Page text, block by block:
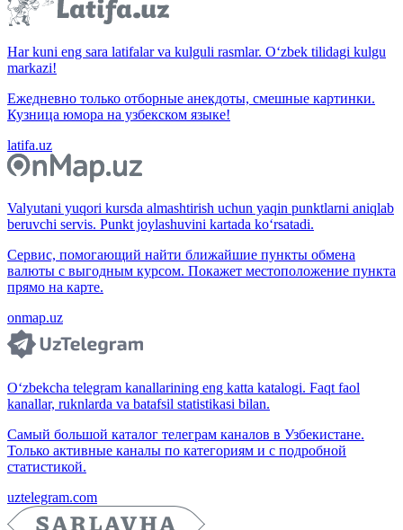
Har kuni eng sara latifalar va kulguli rasmlar. O‘zbek tilidagi kulgu
markazi!
Ежедневно только отборные анекдоты, смешные картинки.
Кузница юмора на узбекском языке!
latifa.uz
Valyutani yuqori kursda almashtirish uchun yaqin punktlarni aniqlab
beruvchi servis. Punkt joylashuvini kartada ko‘rsatadi.
Сервис, помогающий найти ближайшие пункты обмена
валюты с выгодным курсом. Покажет местоположение пункта
прямо на карте.
onmap.uz
O‘zbekcha telegram kanallarining eng katta katalogi. Faqt faol
kanallar, ruknlarda va batafsil statistikasi bilan.
Самый большой каталог телеграм каналов в Узбекистане.
Только активные каналы по категориям и с подробной
статистикой.
uztelegram.com